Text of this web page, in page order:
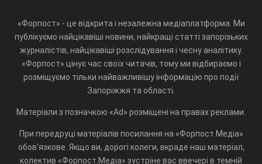
«Форпост» - це відкрита і незалежна медіаплатформа. Ми
публікуємо найцікавіші новини, найкращі статті запорізьких
журналістів, найцікавіші розслідування і чесну аналітику.
«Форпост» цінує час своїх читачів, тому ми відбираємо і
розміщуємо тільки найважливішу інформацію про події
Запоріжжя та області.
Матеріали з позначкою «Ad» розміщені на правах реклами.
При передруці матеріалів посилання на «Форпост.Медіа»
обов'язкове. Якщо ви, дорогі колеги, вкраде наш матеріал,
колектив «Форпост.Медіа» зустріне вас ввечері в темній